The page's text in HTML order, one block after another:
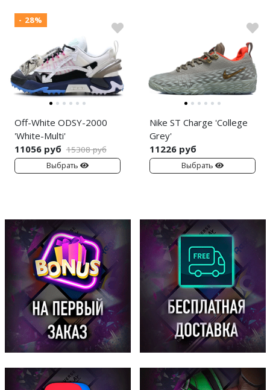
- 28%
Off-White ODSY-2000
'White-Multi'
11056 руб 15308 руб
Выбрать
Nike ST Charge 'College
Grey'
11226 руб
Выбрать